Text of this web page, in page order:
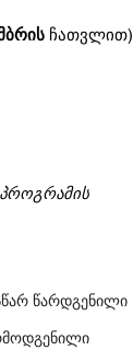
ჩათვლით)
პროგრამის
წარდგენილი